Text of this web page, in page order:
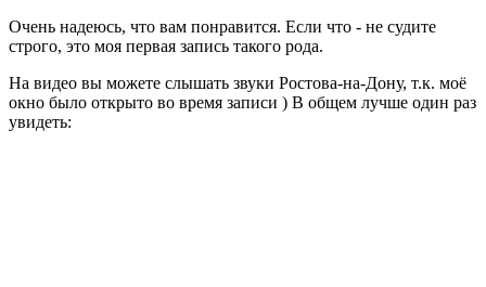
Очень надеюсь, что вам понравится. Если что - не судите
строго, это моя первая запись такого рода.
На видео вы можете слышать звуки Ростова-на-Дону, т.к. моё
окно было открыто во время записи ) В общем лучше один раз
увидеть: